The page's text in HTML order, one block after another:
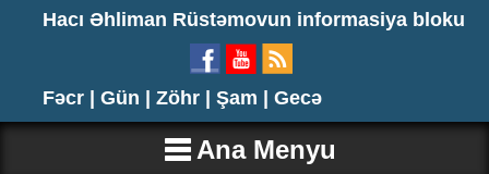
Hacı Əhliman Rüstəmovun informasiya bloku
Fəcr | Gün | Zöhr | Şam | Gecə
Ana Menyu